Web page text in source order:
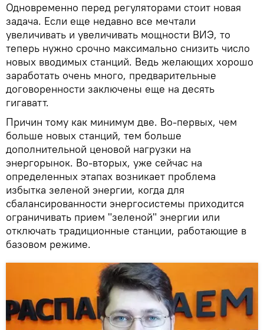
Одновременно перед регуляторами стоит новая
задача. Если еще недавно все мечтали
увеличивать и увеличивать мощности ВИЭ, то
теперь нужно срочно максимально снизить число
новых вводимых станций. Ведь желающих хорошо
заработать очень много, предварительные
договоренности заключены еще на десять
гигаватт.
Причин тому как минимум две. Во-первых, чем
больше новых станций, тем больше
дополнительной ценовой нагрузки на
энергорынок. Во-вторых, уже сейчас на
определенных этапах возникает проблема
избытка зеленой энергии, когда для
сбалансированности энергосистемы приходится
ограничивать прием "зеленой" энергии или
отключать традиционные станции, работающие в
базовом режиме.